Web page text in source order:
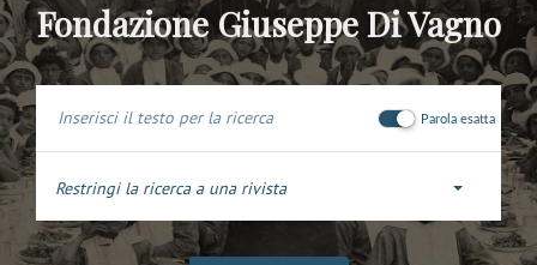
Fondazione Giuseppe Di Vagno
Parola esatta
Restringi la ricerca a una rivista